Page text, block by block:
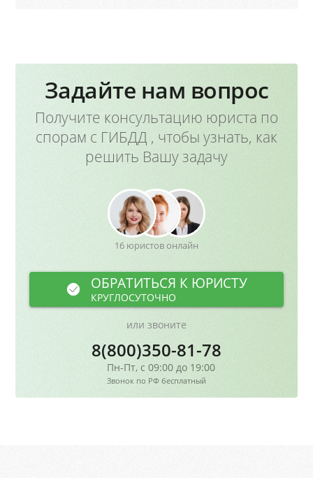
Задайте нам вопрос
Получите консультацию юриста по
спорам с ГИБДД , чтобы узнать, как
решить Вашу задачу
16 юристов онлайн
ОБРАТИТЬСЯ К ЮРИСТУ
КРУГЛОСУТОЧНО
или звоните
8(800)350-81-78
Пн-Пт, с 09:00 до 19:00
Звонок по РФ бесплатный